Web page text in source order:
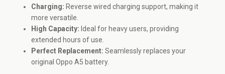
Charging: Reverse wired charging support, making it
more versatile.
High Capacity: Ideal for heavy users, providing
extended hours of use.
Perfect Replacement: Seamlessly replaces your
original Oppo A5 battery.